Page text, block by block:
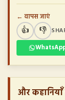
← वापस जाएं
👍 👎
और